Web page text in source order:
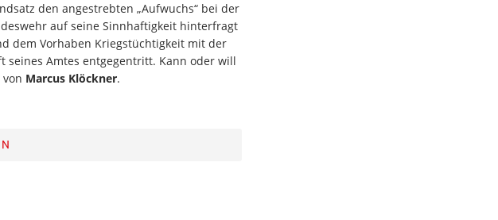
den angestrebten „Aufwuchs“ bei der
auf seine Sinnhaftigkeit hinterfragt
dem Vorhaben Kriegstüchtigkeit mit der
seines Amtes entgegentritt. Kann oder will
Marcus Klöckner.